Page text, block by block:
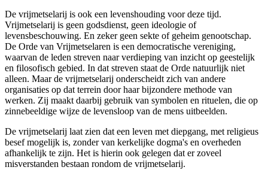
De vrijmetselarij is ook een levenshouding voor deze tijd.
Vrijmetselarij is geen godsdienst, geen ideologie of
levensbeschouwing. En zeker geen sekte of geheim genootschap.
De Orde van Vrijmetselaren is een democratische vereniging,
waarvan de leden streven naar verdieping van inzicht op geestelijk
en filosofisch gebied. In dat streven staat de Orde natuurlijk niet
alleen. Maar de vrijmetselarij onderscheidt zich van andere
organisaties op dat terrein door haar bijzondere methode van
werken. Zij maakt daarbij gebruik van symbolen en rituelen, die op
zinnebeeldige wijze de levensloop van de mens uitbeelden.
De vrijmetselarij laat zien dat een leven met diepgang, met religieus
besef mogelijk is, zonder van kerkelijke dogma's en overheden
afhankelijk te zijn. Het is hierin ook gelegen dat er zoveel
misverstanden bestaan rondom de vrijmetselarij.